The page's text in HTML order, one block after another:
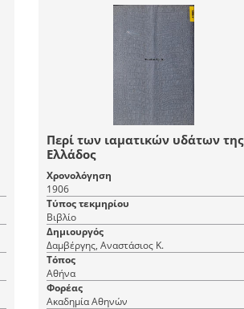
Περί των ιαματικών υδάτων της
Ελλάδος
Χρονολόγηση
1906
Τύπος τεκμηρίου
Βιβλίο
Δημιουργός
Δαμβέργης, Αναστάσιος Κ.
Τόπος
Αθήνα
Φορέας
Ακαδημία Αθηνών